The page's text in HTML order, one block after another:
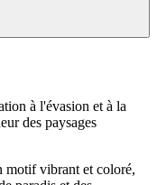
à l'évasion et à la
des paysages
motif vibrant et coloré,